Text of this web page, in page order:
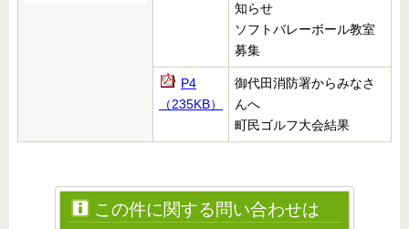
知らせ
ソフトバレーボール教室
募集
P4
（235KB）
御代田消防署からみなさ
んへ
町民ゴルフ大会結果
この件に関する問い合わせは